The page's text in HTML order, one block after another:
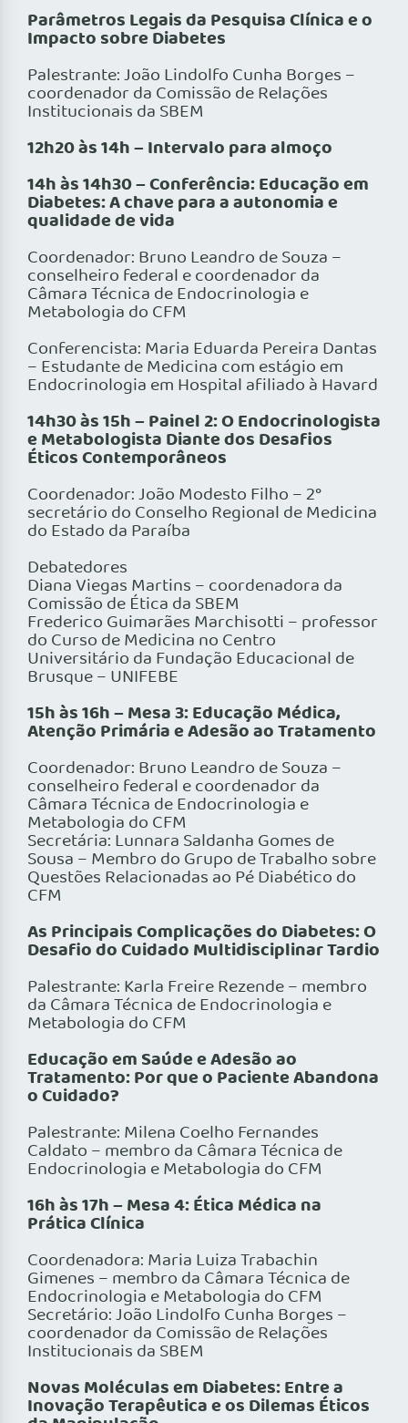
Parâmetros Legais da Pesquisa Clínica e o
Impacto sobre Diabetes
Palestrante: João Lindolfo Cunha Borges –
coordenador da Comissão de Relações
Institucionais da SBEM
12h20 às 14h – Intervalo para almoço
14h às 14h30 – Conferência: Educação em
Diabetes: A chave para a autonomia e
qualidade de vida
Coordenador: Bruno Leandro de Souza –
conselheiro federal e coordenador da
Câmara Técnica de Endocrinologia e
Metabologia do CFM
Conferencista: Maria Eduarda Pereira Dantas
– Estudante de Medicina com estágio em
Endocrinologia em Hospital afiliado à Havard
14h30 às 15h – Painel 2: O Endocrinologista
e Metabologista Diante dos Desafios
Éticos Contemporâneos
Coordenador: João Modesto Filho – 2°
secretário do Conselho Regional de Medicina
do Estado da Paraíba
Debatedores
Diana Viegas Martins – coordenadora da
Comissão de Ética da SBEM
Frederico Guimarães Marchisotti – professor
do Curso de Medicina no Centro
Universitário da Fundação Educacional de
Brusque – UNIFEBE
15h às 16h – Mesa 3: Educação Médica,
Atenção Primária e Adesão ao Tratamento
Coordenador: Bruno Leandro de Souza –
conselheiro federal e coordenador da
Câmara Técnica de Endocrinologia e
Metabologia do CFM
Secretária: Lunnara Saldanha Gomes de
Sousa – Membro do Grupo de Trabalho sobre
Questões Relacionadas ao Pé Diabético do
CFM
As Principais Complicações do Diabetes: O
Desafio do Cuidado Multidisciplinar Tardio
Palestrante: Karla Freire Rezende – membro
da Câmara Técnica de Endocrinologia e
Metabologia do CFM
Educação em Saúde e Adesão ao
Tratamento: Por que o Paciente Abandona
o Cuidado?
Palestrante: Milena Coelho Fernandes
Caldato – membro da Câmara Técnica de
Endocrinologia e Metabologia do CFM
16h às 17h – Mesa 4: Ética Médica na
Prática Clínica
Coordenadora: Maria Luiza Trabachin
Gimenes – membro da Câmara Técnica de
Endocrinologia e Metabologia do CFM
Secretário: João Lindolfo Cunha Borges –
coordenador da Comissão de Relações
Institucionais da SBEM
Novas Moléculas em Diabetes: Entre a
Inovação Terapêutica e os Dilemas Éticos